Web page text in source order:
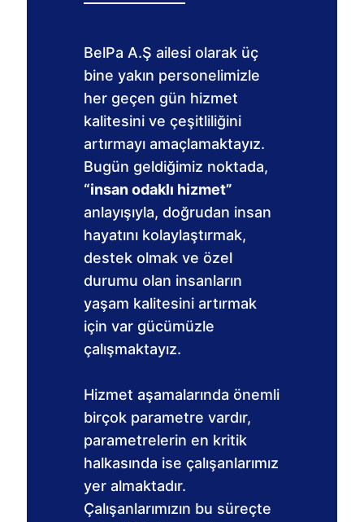
BelPa A.Ş ailesi olarak üç
bine yakın personelimizle
her geçen gün hizmet
kalitesini ve çeşitliliğini
artırmayı amaçlamaktayız.
Bugün geldiğimiz noktada,
“insan odaklı hizmet”
anlayışıyla, doğrudan insan
hayatını kolaylaştırmak,
destek olmak ve özel
durumu olan insanların
yaşam kalitesini artırmak
için var gücümüzle
çalışmaktayız.
Hizmet aşamalarında önemli
birçok parametre vardır,
parametrelerin en kritik
halkasında ise çalışanlarımız
yer almaktadır.
Çalışanlarımızın bu süreçte